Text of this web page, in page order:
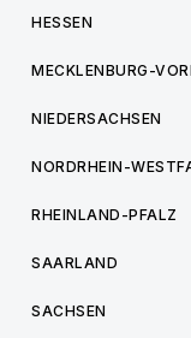
HESSEN
MECKLENBURG-
NIEDERSACHSEN
NORDRHEIN-
RHEINLAND-PFALZ
SAARLAND
SACHSEN